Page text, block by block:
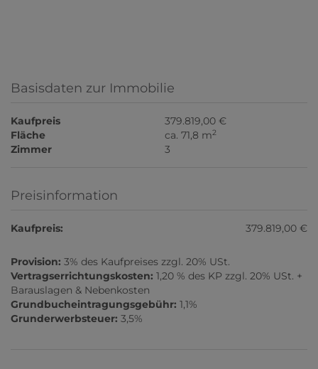
Basisdaten zur Immobilie
Kaufpreis
379.819,00 €
Fläche
ca. 71,8 m2
Zimmer 3
Preisinformation
Kaufpreis: 379.819,00 €
Provision: 3% des Kaufpreises zzgl. 20% USt.
Vertragserrichtungskosten: 1,20 % des KP zzgl. 20% USt. +
Barauslagen & Nebenkosten
Grundbucheintragungsgebühr: 1,1%
Grunderwerbsteuer: 3,5%